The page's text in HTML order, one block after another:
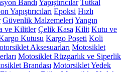
Bandı Yapıştırıcılar Tutkal
Yapıştırıcıları Epoksi Hızlı
Güvenlik Malzemeleri Yangın
ve Kilitler Çelik Kasa Kilit Kutu ve
Kutusu Kargo Poşeti Koli
Aksesuarları Motosiklet
Motosiklet Rüzgarlık ve Siperlik
Brandası Motorsiklet Yedek